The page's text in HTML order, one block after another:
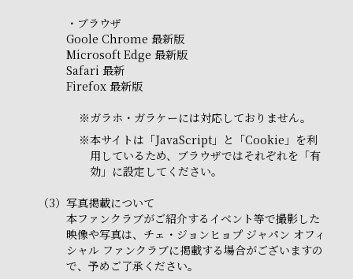
・ブラウザ
Goole Chrome 最新版
Microsoft Edge 最新版
Safari 最新
Firefox 最新版
※ガラホ・ガラケーには対応しておりません。
※本サイトは「JavaScript」と「Cookie」を利
用しているため、ブラウザではそれぞれを「有
効」に設定してください。
（3） 写真掲載について
本ファンクラブがご紹介するイベント等で撮影した
映像や写真は、チェ・ジョンヒョプ ジャパン オフィ
シャル ファンクラブに掲載する場合がございますの
で、予めご了承ください。